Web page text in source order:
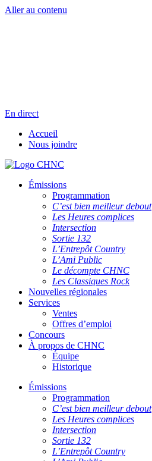
Aller au contenu
En direct
Accueil
Nous joindre
Émissions
Programmation
C’est bien meilleur debout
Les Heures complices
Intersection
Sortie 132
L’Entrepôt Country
L’Ami Public
Le décompte CHNC
Les Classiques Rock
Nouvelles régionales
Services
Ventes
Offres d’emploi
Concours
À propos de CHNC
Équipe
Historique
Émissions
Programmation
C’est bien meilleur debout
Les Heures complices
Intersection
Sortie 132
L’Entrepôt Country